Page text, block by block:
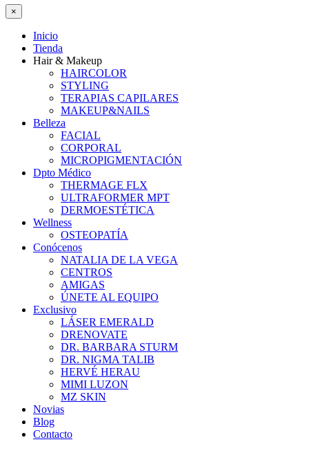
×
Inicio
Tienda
Hair & Makeup
HAIRCOLOR
STYLING
TERAPIAS CAPILARES
MAKEUP&NAILS
Belleza
FACIAL
CORPORAL
MICROPIGMENTACIÓN
Dpto Médico
THERMAGE FLX
ULTRAFORMER MPT
DERMOESTÉTICA
Wellness
OSTEOPATÍA
Conócenos
NATALIA DE LA VEGA
CENTROS
AMIGAS
ÚNETE AL EQUIPO
Exclusivo
LÁSER EMERALD
DRENOVATE
DR. BARBARA STURM
DR. NIGMA TALIB
HERVÉ HERAU
MIMI LUZON
MZ SKIN
Novias
Blog
Contacto